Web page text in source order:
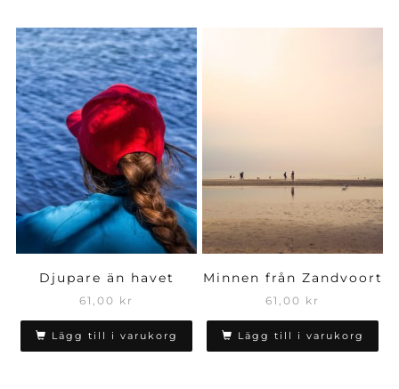
Djupare än havet
61,00 kr
Lägg till i varukorg
Minnen från Zandvoort
61,00 kr
Lägg till i varukorg